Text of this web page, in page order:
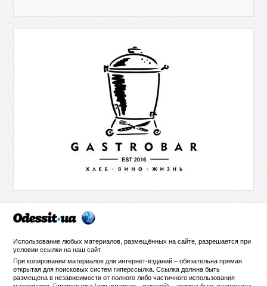
Использование любых материалов, размещённых на сайте, разрешается при
условии ссылки нанаш сайт.
При копировании материалов для интернет-изданий – обязательна прямая
открытая для поисковых систем гиперссылка. Ссылка должна быть
размещена в независимости от полного либо частичного использования